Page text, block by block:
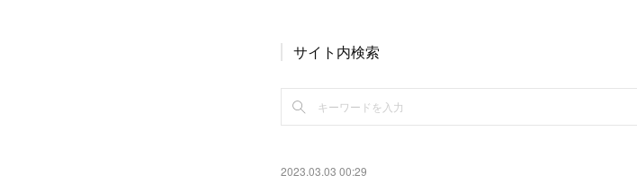
サイト内検索
2023.03.03 00:29